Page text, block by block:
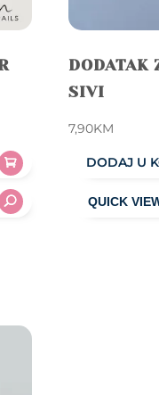
DODATAK
SIVI
7,90KM
DODAJ U